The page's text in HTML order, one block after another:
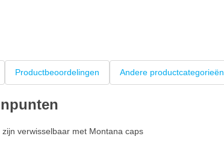
Productbeoordelingen Andere productcategorieën
verwisselbaar met Montana caps